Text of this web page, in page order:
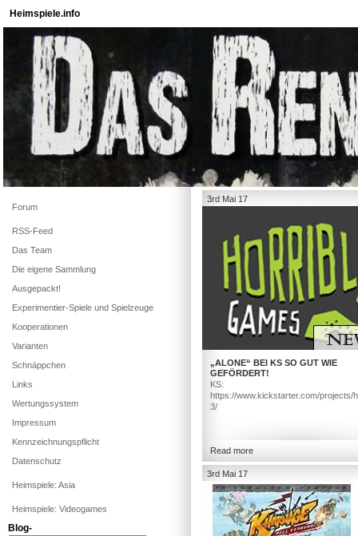
Heimspiele.info
3rd Mai 17
„ALONE“ BEI KS SO GUT WIE
GEFÖRDERT!
KS:
https://www.kickstarter.com/projects/
3/
Read more
3rd Mai 17
Forum
RSS-Feed
Das Team
Die eigene Sammlung
Ausgepackt!
Experimentier-Spiele und Spielzeuge
Kooperationen
Varianten
Schnäppchen
Links
Wertungssystem
Impressum
Kennzeichnungspflicht
Datenschutz
Heimspiele: Asia
Heimspiele: Videogames
Blog-